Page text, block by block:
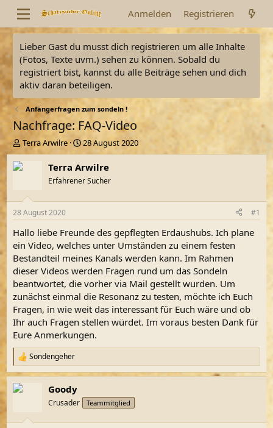
Anmelden Registrieren
Lieber Gast du musst dich registrieren um alle Inhalte
(Fotos, Texte uvm.) sehen zu können. Sobald du
registriert bist, kannst du alle Beiträge sehen und dich
aktiv daran beteiligen.
Anfängerfragen zum sondeln !
Nachfrage: FAQ-Video
E
r
s
e
r
Terra Arwilre
E
r
s
e
t
a
28 August 2020
Terra Arwilre
Erfahrener Sucher
28 August 2020 #1
Hallo liebe Freunde des gepflegten Erdaushubs. Ich plane
ein Video, welches unter Umständen zu einem festen
Bestandteil meines Kanals werden kann. Im Rahmen
dieser Videos werden Fragen rund um das Sondeln
beantwortet, die vorher via Mail gestellt wurden. Um
zunächst einmal die Resonanz zu testen, möchte ich Euch
Fragen, in wie weit das interessant für Euch wäre und ob
Ihr auch Fragen stellen würdet. Im voraus besten Dank für
Eure Anmerkungen.
R
e
a
k
Sondengeher
Goody
Crusader Teammitglied